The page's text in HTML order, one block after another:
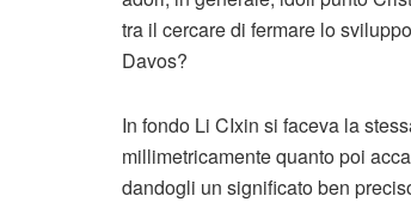
tra il cercare di fermare lo
Davos?
In fondo Li CIxin si faceva la
millimetricamente quanto poi
dandogli un significato ben